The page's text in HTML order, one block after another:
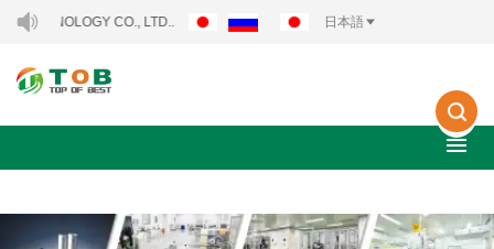
CO., LTD.. 日本語